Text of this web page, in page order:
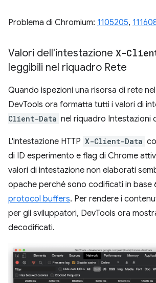
Problema di Chromium: 1105205,
Valori dell'intestazione X-
leggibili nel riquadro Rete
Quando ispezioni una risorsa di rete
DevTools ora formatta tutti i valori di
Client-Data nel riquadro Intestazioni
L'intestazione HTTP X-Client-Data
di ID esperimento e flag di Chrome
valori di intestazione non elaborati
opache perché sono codificati in base
protocol buffers. Per rendere i
per gli sviluppatori, DevTools ora
decodificati.